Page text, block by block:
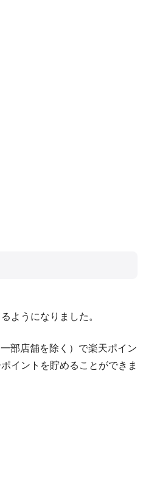
ようになりました。
部店舗を除く）で楽天ポイン
イントを貯めることができま